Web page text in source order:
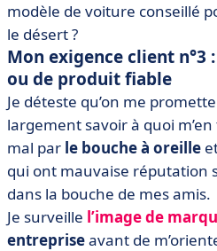
modèle de voiture conseillé
le désert ?
Mon exigence client n°3
ou de produit fiable
Je déteste qu’on me
largement savoir à quoi
mal par le bouche à oreille
qui ont mauvaise réputation
dans la bouche de mes amis.
Je surveille l’image de
entrepriseavant de